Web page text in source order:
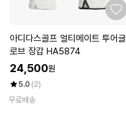
아디다스골프 얼티메이트 투어글
로브 장갑 HA5874
24,500원
5.0 (2)
무료배송